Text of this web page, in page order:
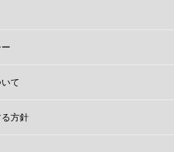
て
方針